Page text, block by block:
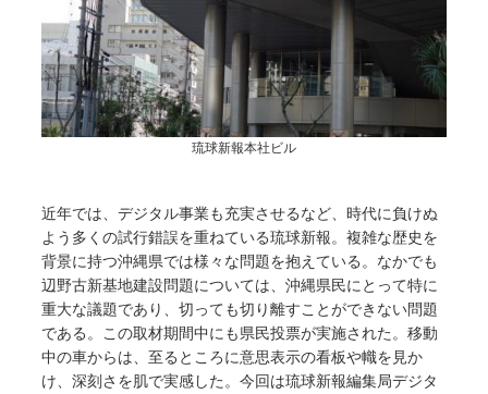
琉球新報本社ビル
近年では、デジタル事業も充実させるなど、時代に負けぬ
よう多くの試行錯誤を重ねている琉球新報。複雑な歴史を
背景に持つ沖縄県では様々な問題を抱えている。なかでも
辺野古新基地建設問題については、沖縄県民にとって特に
重大な議題であり、切っても切り離すことができない問題
である。この取材期間中にも県民投票が実施された。移動
中の車からは、至るところに意思表示の看板や幟を見か
け、深刻さを肌で実感した。今回は琉球新報編集局デジタ